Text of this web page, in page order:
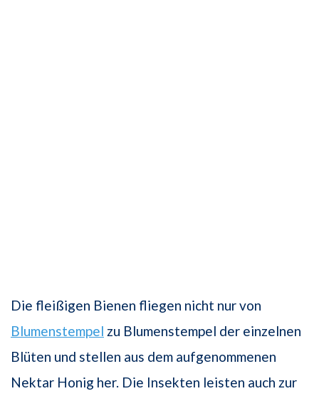
Die fleißigen Bienen fliegen nicht nur von
Blumenstempel zu Blumenstempel der einzelnen
Blüten und stellen aus dem aufgenommenen
Nektar Honig her. Die Insekten leisten auch zur